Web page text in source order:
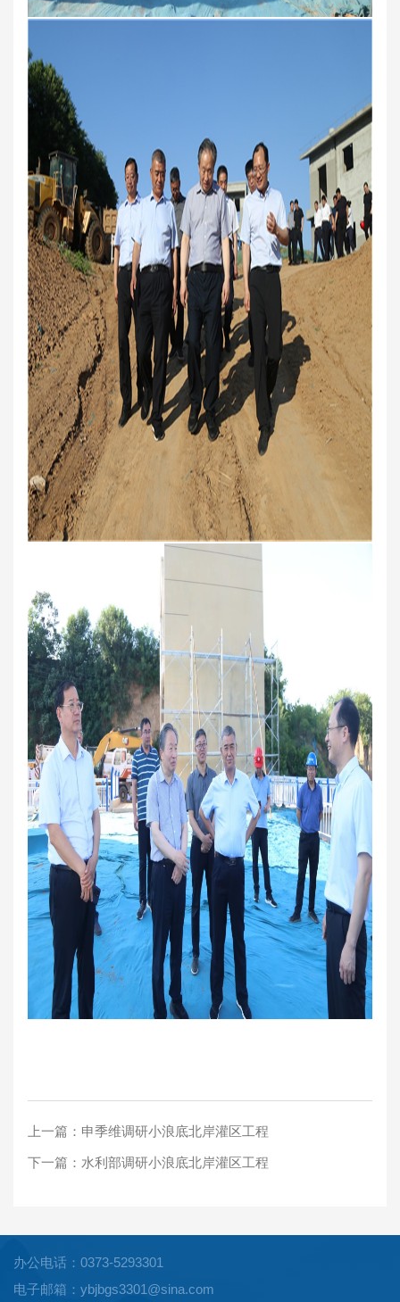
上一篇： 申季维调研小浪底北岸灌区工程
下一篇： 水利部调研小浪底北岸灌区工程
办公电话：0373-5293301
电子邮箱：ybjbgs3301@sina.com